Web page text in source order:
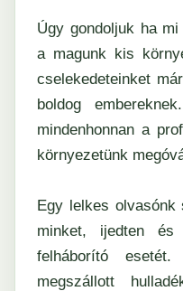
Úgy gondoljuk ha
a magunk kis
cselekedeteinket
boldog
mindenhonnan a
környezetünk
Egy lelkes olvasónk
minket, ijedten és
felháborító
megszállott